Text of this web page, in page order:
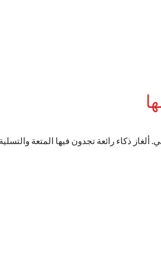
ألغاز ذكاء رائعة تجدون فيها المتعة